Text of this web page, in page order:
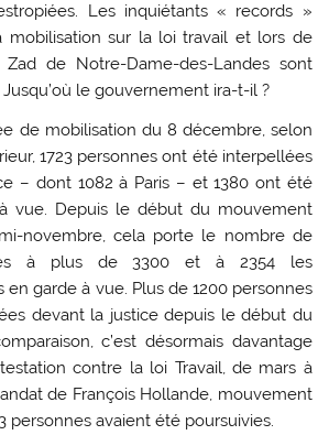
Les inquiétants « records »
mobilisation sur la loi travail et lors de
Zad de Notre-Dame-des-Landes sont
le gouvernement ira-t-il ?
de mobilisation du 8 décembre, selon
1723 personnes ont été interpellées
– dont 1082 à Paris – et 1380 ont été
vue. Depuis le début du mouvement
novembre, cela porte le nombre de
à plus de 3300 et à 2354 les
en garde à vue. Plus de 1200 personnes
devant la justice depuis le début du
c’est désormais davantage
contre la loi Travail, de mars à
de François Hollande, mouvement
personnes avaient été poursuivies.